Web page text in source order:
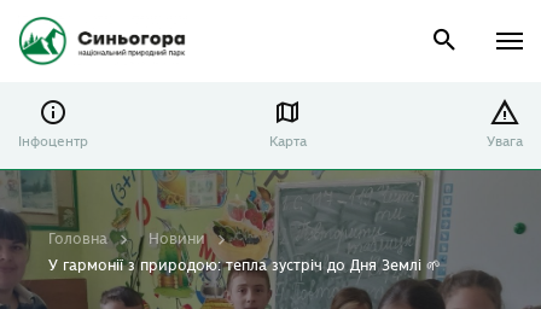
Інфоцентр Карта Увага
Головна
Новини
У гармонії з природою: тепла зустріч до Дня Землі 🌱